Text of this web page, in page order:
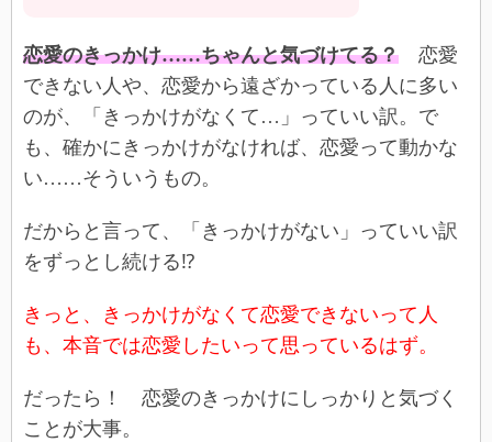
恋愛のきっかけ……ちゃんと気づけてる？ 恋愛
できない人や、恋愛から遠ざかっている人に多い
のが、「きっかけがなくて…」っていい訳。で
も、確かにきっかけがなければ、恋愛って動かな
い……そういうもの。
だからと言って、「きっかけがない」っていい訳
をずっとし続ける⁉
きっと、きっかけがなくて恋愛できないって人
も、本音では恋愛したいって思っているはず。
だったら！ 恋愛のきっかけにしっかりと気づく
ことが大事。